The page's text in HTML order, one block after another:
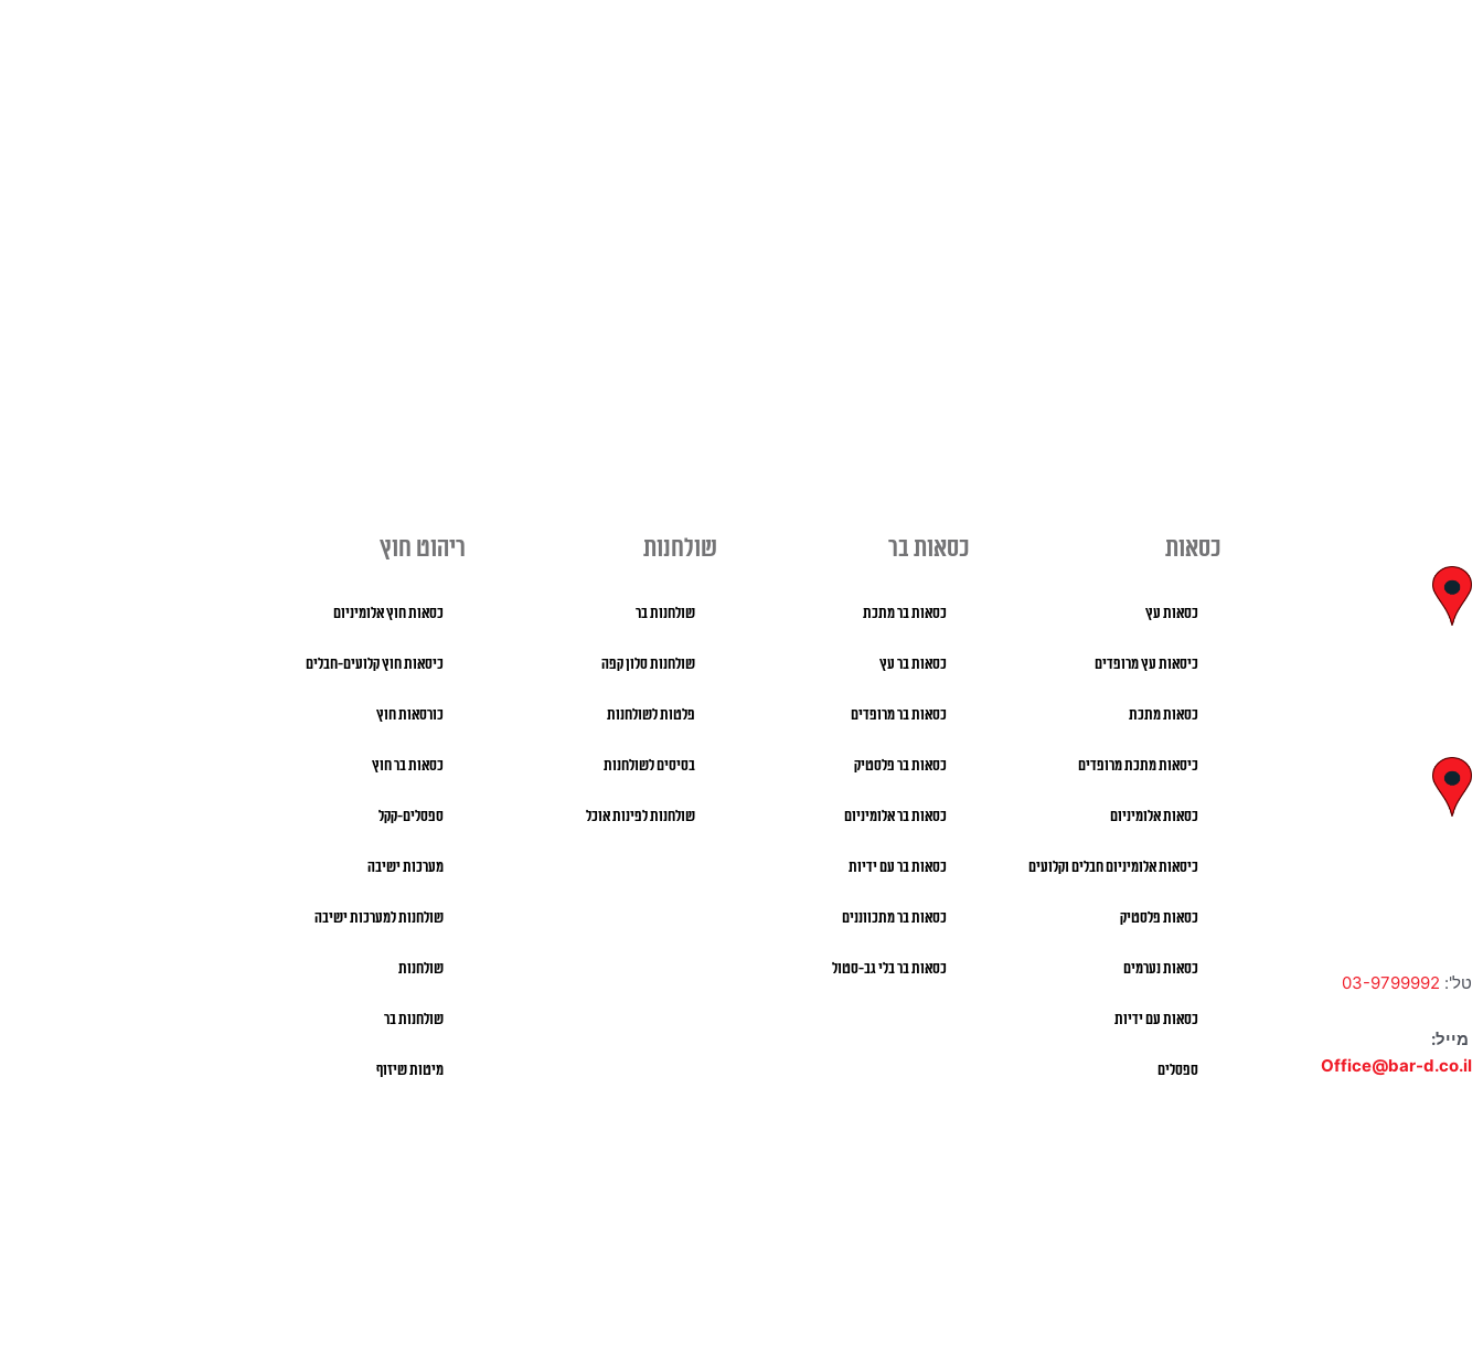
טל': 03-9799992
מייל:
Office@bar-d.co.il
כסאות
כסאות עץ
כיסאות עץ מרופדים
כסאות מתכת
כיסאות מתכת מרופדים
כסאות אלומיניום
כיסאות אלומיניום חבלים וקלועים
כסאות פלסטיק
כסאות נערמים
כסאות עם ידיות
ספסלים
כסאות בר
כסאות בר מתכת
כסאות בר עץ
כסאות בר מרופדים
כסאות בר פלסטיק
כסאות בר אלומיניום
כסאות בר עם ידיות
כסאות בר מתכווננים
כסאות בר בלי גב-סטול
שולחנות
שולחנות בר
שולחנות סלון קפה
פלטות לשולחנות
בסיסים לשולחנות
שולחנות לפינות אוכל
ריהוט חוץ
כסאות חוץ אלומיניום
כיסאות חוץ קלועים-חבלים
כורסאות חוץ
כסאות בר חוץ
ספסלים-קקל
מערכות ישיבה
שולחנות למערכות ישיבה
שולחנות
שולחנות בר
מיטות שיזוף